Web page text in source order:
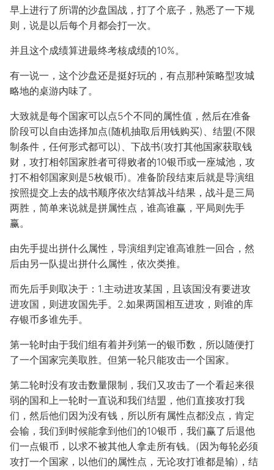
早上进行了所谓的沙盘国战，打了个底子，熟悉了一下规
则，说是以后每个月都会打一次。
并且这个成绩算进最终考核成绩的10%。
有一说一，这个沙盘还是挺好玩的，有点那种策略型攻城
略地的桌游内味了。
大致就是每个国家可以点5个不同的属性值，然后在准备
阶段可以自由选择加点(随机抽取后用钱购买)、结盟(不限
制条件，任何形式都可以)、下战书(攻打其他国家获取钱
财，攻打相邻国家胜者可得败者的10银币或一座城池，攻
打不相邻国家则是5枚银币)。准备阶段结束后就是导演组
按照提交上去的战书顺序依次结算战斗结果，战斗是三局
两胜，简单来说就是拼属性点，谁高谁赢，平局则先手
赢。
由先手提出拼什么属性，导演组判定谁高谁胜一回合，然
后由另一队提出拼什么属性，依次类推。
而先后手则取决于：1.主动进攻某国，且该国没有要进攻
进攻国，则进攻国先手。2.如果两国相互进攻，则谁的库
存银币多谁先手。
第一轮时由于我们组有着并列第一的银币数，所以随便打
了一个国家完美取胜。但第一轮只能攻击一个国家。
第二轮时没有攻击数量限制，我们又攻击了一个看起来很
弱的国和上一轮时一直说和我们结盟，他们直接攻打我
们，然后他们因为没有钱，所以所有属性点都没点，肯定
会输，我们到时候能拿到他们的10银币，我们赢了后退他
们一点银币，以求不被其他人拿走所有钱。(因为每轮必须
攻打一个国家，以他们的属性点，无论攻打谁都是输)，结